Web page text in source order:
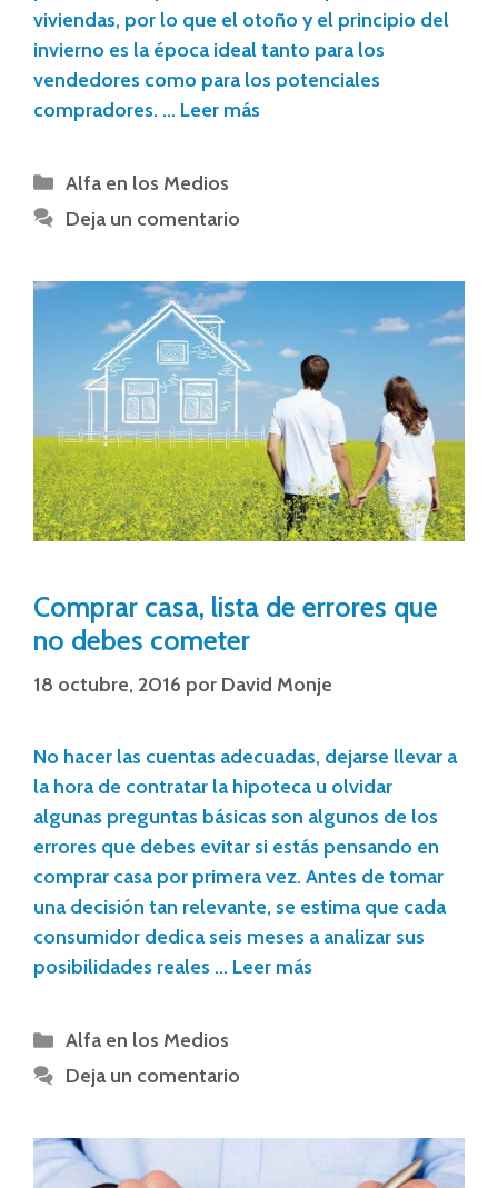
viviendas, por lo que el otoño y el principio del
invierno es la época ideal tanto para los
vendedores como para los potenciales
compradores. … Leer más
Alfa en los Medios
Deja un comentario
Comprar casa, lista de errores que
no debes cometer
18 octubre, 2016 por David Monje
No hacer las cuentas adecuadas, dejarse llevar a
la hora de contratar la hipoteca u olvidar
algunas preguntas básicas son algunos de los
errores que debes evitar si estás pensando en
comprar casa por primera vez. Antes de tomar
una decisión tan relevante, se estima que cada
consumidor dedica seis meses a analizar sus
posibilidades reales … Leer más
Alfa en los Medios
Deja un comentario